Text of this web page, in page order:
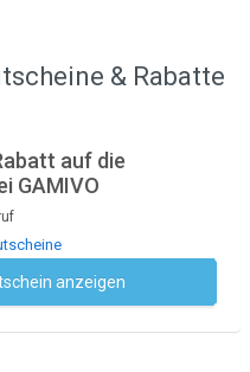
& Rabatte
auf die
GAMIVO
anzeigen